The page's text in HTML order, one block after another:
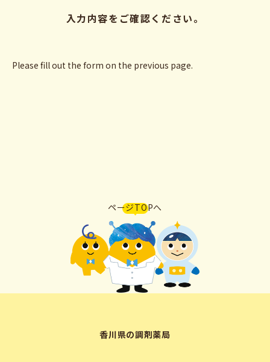
入力内容をご確認ください。
Please fill out the form on the previous page.
ページTOPへ
香川県の調剤薬局